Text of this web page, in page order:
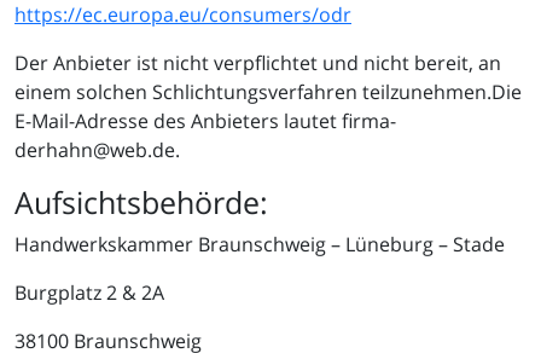
https://ec.europa.eu/consumers/odr
Der Anbieter ist nicht verpflichtet und nicht bereit, an
einem solchen Schlichtungsverfahren teilzunehmen.Die
E-Mail-Adresse des Anbieters lautet firma-
derhahn@web.de.
Aufsichtsbehörde:
Handwerkskammer Braunschweig – Lüneburg – Stade
Burgplatz 2 & 2A
38100 Braunschweig